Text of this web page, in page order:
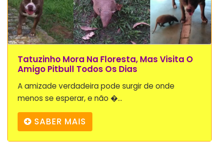
Tatuzinho Mora Na Floresta, Mas Visita O
Amigo Pitbull Todos Os Dias
A amizade verdadeira pode surgir de onde
menos se esperar, e não �...
SABER MAIS